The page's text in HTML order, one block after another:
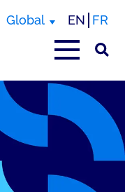
Global EN FR